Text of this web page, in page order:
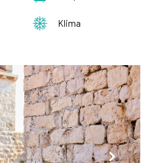
Klima